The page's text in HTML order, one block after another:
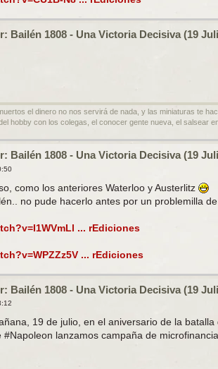
Bailén 1808 - Una Victoria Decisiva (19
el dinero no nos servirá de nada, y las miniaturas te
hobby con los colegas, el conocer gente nueva, el salsear
Bailén 1808 - Una Victoria Decisiva (19
como los anteriores Waterloo y Austerlitz
no pude hacerlo antes por un problemilla
... rEdiciones
... rEdiciones
Bailén 1808 - Una Victoria Decisiva (19
19 de julio, en el aniversario de la
lanzamos campaña de